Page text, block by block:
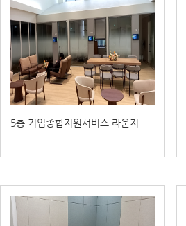
5층 기업종합지원서비스 라운지